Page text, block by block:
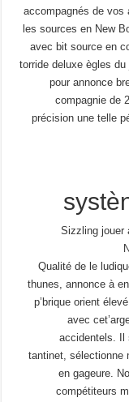
accompagnés de vos
les sources en New
avec bit source en
torride deluxe ègles
pour annonce
compagnie de
précision une telle
Qualité de le
thunes, annonce à
p’brique orient
avec
accidentels. Il
tantinet, sélectionne
en gageure.
compétiteurs